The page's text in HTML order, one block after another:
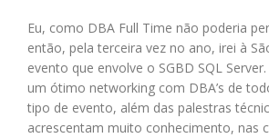
Eu, como DBA Full Time não poderia
então, pela terceira vez no ano, irei à
evento que envolve o SGBD SQL
um ótimo networking com DBA’s de
tipo de evento, além das palestras
acrescentam muito conhecimento, nas